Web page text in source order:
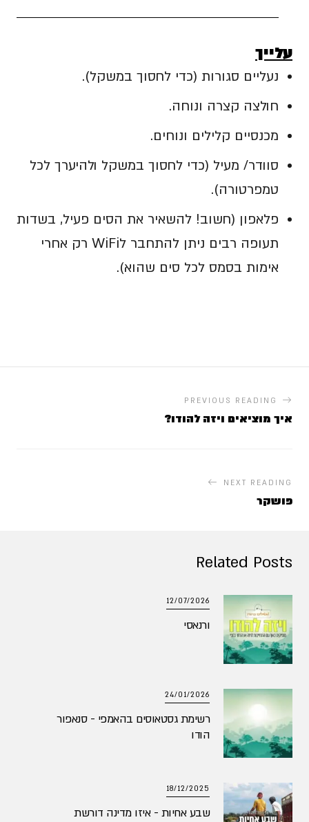
עלייך
נעליים סגורות (כדי לחסוך במשקל).
חולצה קצרה ונוחה.
מכנסיים קלילים ונוחים.
סוודר/ מעיל (כדי לחסוך במשקל ולהיערך לכל
טמפרטורה).
פלאפון (חשוב! להשאיר את הסים פעיל, בשדות
תעופה רבים ניתן להתחבר לWiFi רק אחרי
אימות בסמס לכל סים שהוא).
PREVIOUS READING
איך מוציאים ויזה להודו?
NEXT READING
פושקר
Related Posts
12/07/2026
ורנאסי
24/01/2026
רשימת גסטאוסים בהאמפי - סנאפור
הודו
18/12/2025
שבע אחיות - איזו מדינה דורשת